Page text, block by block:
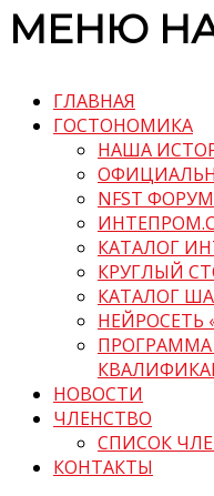
МЕНЮ
ГЛАВНАЯ
ГОСТОНОМИКА
НАША
NFST ФОРУМ
КАТАЛОГ
КРУГЛЫЙ
КАТАЛОГ
НЕЙРОСЕТЬ
НОВОСТИ
ЧЛЕНСТВО
СПИСОК
КОНТАКТЫ